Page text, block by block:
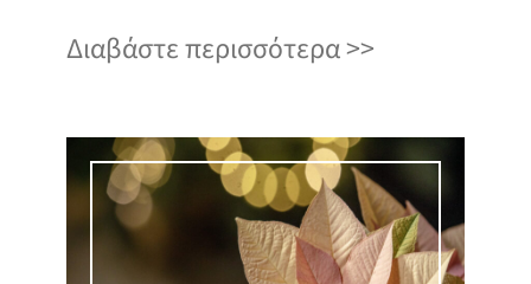
Διαβάστε περισσότερα